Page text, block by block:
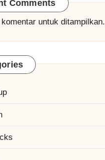
Comments
untuk ditampilkan.